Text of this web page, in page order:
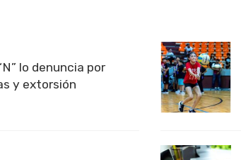
lo denuncia por
y extorsión